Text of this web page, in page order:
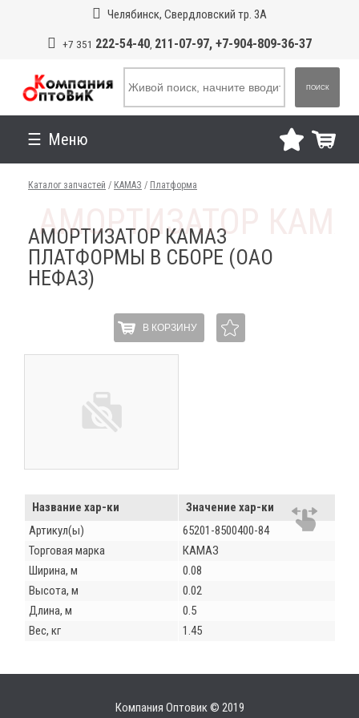
Челябинск, Свердловский тр. 3А
+7 351 222-54-40, 211-07-97, +7-904-809-36-37
ПОИСК
Меню
Каталог запчастей / КАМАЗ / Платформа
АМОРТИЗАТОР КАМАЗ
ПЛАТФОРМЫ В СБОРЕ (ОАО
НЕФАЗ)
В КОРЗИНУ
Название хар-ки
Значение хар-ки
Артикул(ы)
65201-8500400-84
Торговая марка
КАМАЗ
Ширина, м
0.08
Высота, м
0.02
Длина, м
0.5
Вес, кг
1.45
Компания Оптовик © 2019